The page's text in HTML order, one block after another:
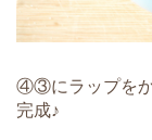
④③にラップをか
完成♪